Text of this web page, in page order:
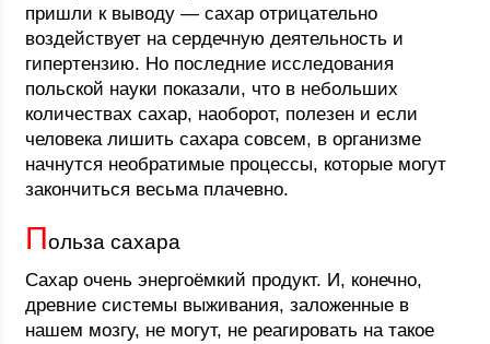
пришли к выводу — сахар отрицательно
воздействует на сердечную деятельность и
гипертензию. Но последние исследования
польской науки показали, что в небольших
количествах сахар, наоборот, полезен и если
человека лишить сахара совсем, в организме
начнутся необратимые процессы, которые могут
закончиться весьма плачевно.
Польза сахара
Сахар очень энергоёмкий продукт. И, конечно,
древние системы выживания, заложенные в
нашем мозгу, не могут, не реагировать на такое